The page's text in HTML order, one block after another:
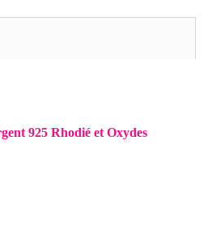
925 Rhodié et Oxydes